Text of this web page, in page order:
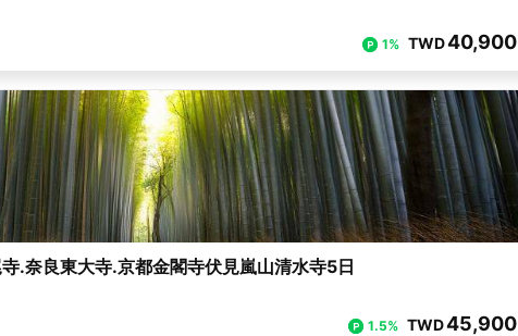
1% TWD40,900
寺.奈良東大寺.京都金閣寺伏見嵐山清水寺5日
1.5% TWD45,900